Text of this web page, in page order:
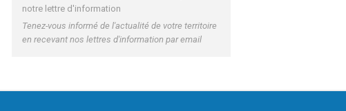
notre lettre d'information
Tenez-vous informé de l'actualité de votre territoire
en recevant nos lettres d'information par email